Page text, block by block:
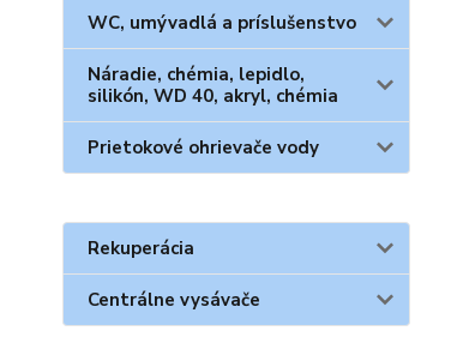
WC, umývadlá a príslušenstvo
Náradie, chémia, lepidlo,
silikón, WD 40, akryl, chémia
Prietokové ohrievače vody
Rekuperácia
Centrálne vysávače